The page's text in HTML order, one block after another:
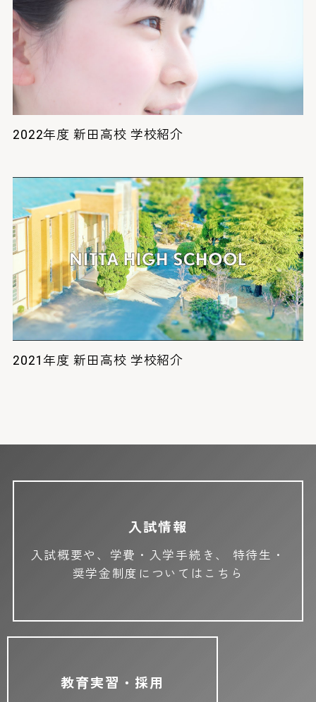
2022年度 新田高校 学校紹介
2021年度 新田高校 学校紹介
入試情報
入試概要や、学費・入学手続き、
特待生・
奨学金制度についてはこちら
教育実習・採用